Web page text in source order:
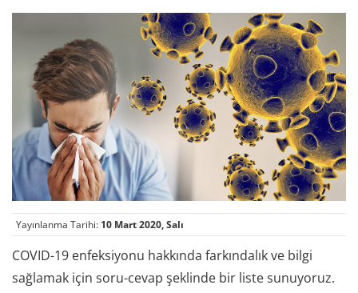
Yayınlanma Tarihi: 10 Mart 2020, Salı
COVID-19 enfeksiyonu hakkında farkındalık ve bilgi
sağlamak için soru-cevap şeklinde bir liste sunuyoruz.